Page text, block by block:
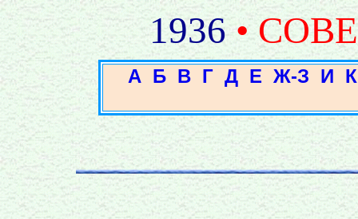
1936 •
А Б В Г Д Е Ж-З И К